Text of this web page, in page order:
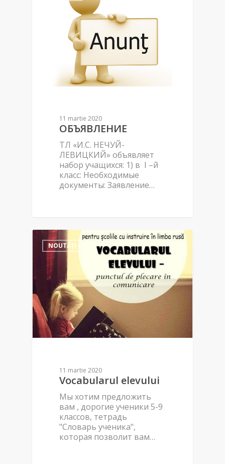
11 martie 2020
ОБЪЯВЛЕНИЕ
ТЛ «И.С. НЕЧУЙ-
ЛЕВИЦКИЙ» объявляет
набор учащихся: 1) в I –й
класс: Необходимые
документы: Заявление…
NOUTĂȚI
11 martie 2020
Vocabularul elevului
Мы хотим предложить
вам , дорогие ученики 5-9
классов, тетрадь
"Словарь ученика",
которая позволит вам…